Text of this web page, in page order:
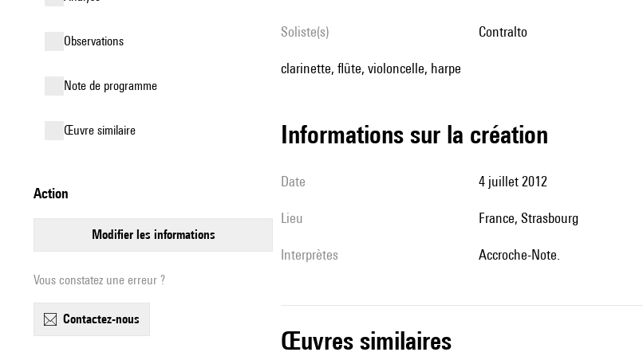
observations
Note de programme
œuvre similaire
action
modifier les informations
Vous constatez une erreur ?
contactez-nous
Soliste(s) contralto
clarinette, flûte, violoncelle, harpe
informations sur la création
date 4 juillet 2012
lieu France, Strasbourg
interprètes Accroche-Note.
œuvres similaires